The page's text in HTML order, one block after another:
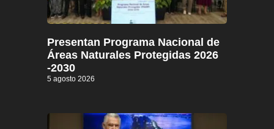
Presentan Programa Nacional de
Áreas Naturales Protegidas 2026
-2030
5 agosto 2026